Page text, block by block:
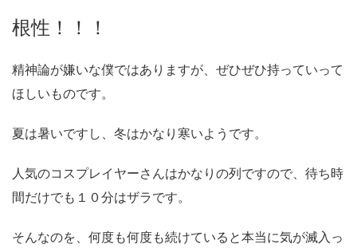
根性！！！
精神論が嫌いな僕ではありますが、ぜひぜひ持っていって
ほしいものです。
夏は暑いですし、冬はかなり寒いようです。
人気のコスプレイヤーさんはかなりの列ですので、待ち時
間だけでも１０分はザラです。
そんなのを、何度も何度も続けていると本当に気が滅入っ